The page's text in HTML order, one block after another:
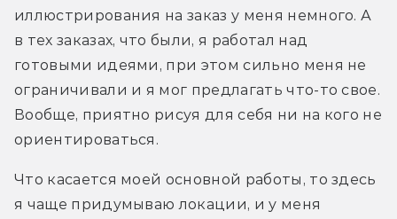
иллюстрирования на заказ у меня немного. А
в тех заказах, что были, я работал над
готовыми идеями, при этом сильно меня не
ограничивали и я мог предлагать что-то свое.
Вообще, приятно рисуя для себя ни на кого не
ориентироваться.
Что касается моей основной работы, то здесь
я чаще придумываю локации, и у меня